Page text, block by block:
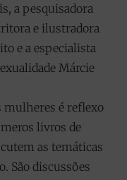
a pesquisadora
e ilustradora
e a especialista
Márcie
mulheres é reflexo
livros de
as temáticas
São discussões